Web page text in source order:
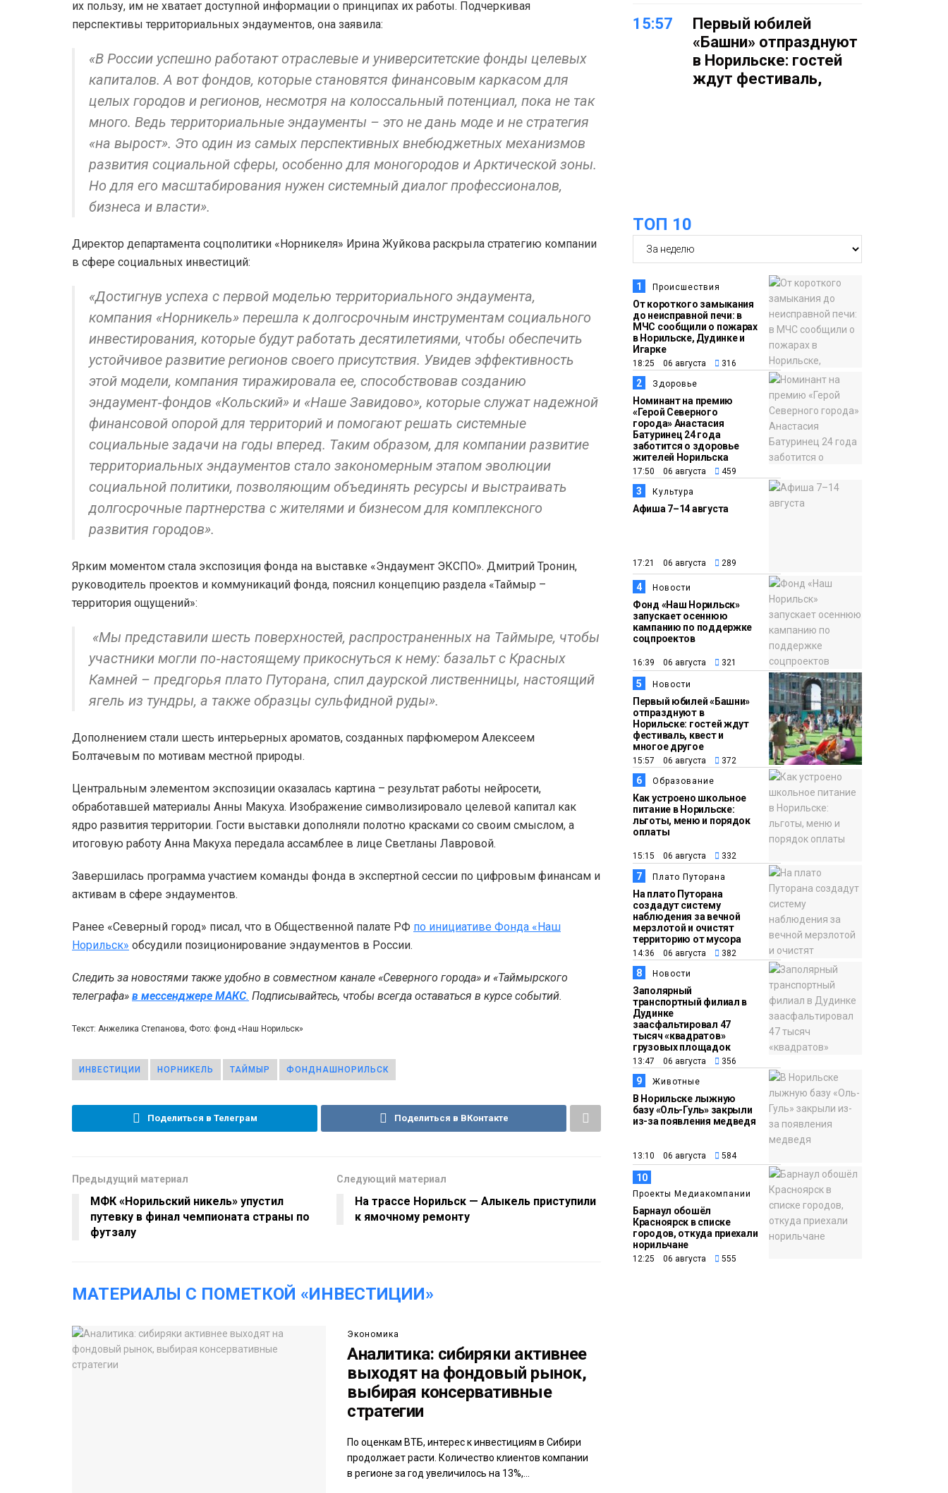
их пользу, им не хватает доступной информации о принципах их работы. Подчеркивая
перспективы территориальных эндаументов, она заявила:
«В России успешно работают отраслевые и университетские фонды целевых
капиталов. А вот фондов, которые становятся финансовым каркасом для
целых городов и регионов, несмотря на колоссальный потенциал, пока не так
много. Ведь территориальные эндаументы – это не дань моде и не стратегия
«на вырост». Это один из самых перспективных внебюджетных механизмов
развития социальной сферы, особенно для моногородов и Арктической зоны.
Но для его масштабирования нужен системный диалог профессионалов,
бизнеса и власти».
Директор департамента соцполитики «Норникеля» Ирина Жуйкова раскрыла стратегию компании
в сфере социальных инвестиций:
«Достигнув успеха с первой моделью территориального эндаумента,
компания «Норникель» перешла к долгосрочным инструментам социального
инвестирования, которые будут работать десятилетиями, чтобы обеспечить
устойчивое развитие регионов своего присутствия. Увидев эффективность
этой модели, компания тиражировала ее, способствовав созданию
эндаумент‑фондов «Кольский» и «Наше Завидово», которые служат надежной
финансовой опорой для территорий и помогают решать системные
социальные задачи на годы вперед. Таким образом, для компании развитие
территориальных эндаументов стало закономерным этапом эволюции
социальной политики, позволяющим объединять ресурсы и выстраивать
долгосрочные партнерства с жителями и бизнесом для комплексного
развития городов».
Ярким моментом стала экспозиция фонда на выставке «Эндаумент ЭКСПО». Дмитрий Тронин,
руководитель проектов и коммуникаций фонда, пояснил концепцию раздела «Таймыр –
территория ощущений»:
«Мы представили шесть поверхностей, распространенных на Таймыре, чтобы
участники могли по‑настоящему прикоснуться к нему: базальт с Красных
Камней – предгорья плато Путорана, спил даурской лиственницы, настоящий
ягель из тундры, а также образцы сульфидной руды».
Дополнением стали шесть интерьерных ароматов, созданных парфюмером Алексеем
Болтачевым по мотивам местной природы.
Центральным элементом экспозиции оказалась картина – результат работы нейросети,
обработавшей материалы Анны Макуха. Изображение символизировало целевой капитал как
ядро развития территории. Гости выставки дополняли полотно красками со своим смыслом, а
итоговую работу Анна Макуха передала ассамблее в лице Светланы Лавровой.
Завершилась программа участием команды фонда в экспертной сессии по цифровым финансам и
активам в сфере эндаументов.
Ранее «Северный город» писал, что в Общественной палате РФ по инициативе Фонда «Наш
Норильск» обсудили позиционирование эндаументов в России.
Следить за новостями также удобно в совместном канале «Северного города» и «Таймырского
телеграфа» в мессенджере MAКС. Подписывайтесь, чтобы всегда оставаться в курсе событий.
Текст: Анжелика Степанова, Фото: фонд «Наш Норильск»
ИНВЕСТИЦИИ НОРНИКЕЛЬ ТАЙМЫР ФОНДНАШНОРИЛЬСК
Поделиться в Телеграм Поделиться в ВКонтакте
Предыдущий материал
МФК «Норильский никель» упустил
путевку в финал чемпионата страны по
футзалу
Следующий материал
На трассе Норильск — Алыкель приступили
к ямочному ремонту
МАТЕРИАЛЫ С ПОМЕТКОЙ «ИНВЕСТИЦИИ»
Экономика
Аналитика: сибиряки активнее
выходят на фондовый рынок,
выбирая консервативные
стратегии
По оценкам ВТБ, интерес к инвестициям в Сибири
продолжает расти. Количество клиентов компании
в регионе за год увеличилось на 13%,...
15:57
Первый юбилей
«Башни» отпразднуют
в Норильске: гостей
ждут фестиваль,
14:36
Плато
Путорана
На плато Путорана
создадут систему
наблюдения за вечной
мерзлотой и очистят
территорию от мусора
13:47
Новости
Заполярный
транспортный филиал
в Дудинке
заасфальтировал 47
тысяч «квадратов»
грузовых площадок
13:10
В Норильске лыжную
базу «Оль-Гуль»
12:25
Медиакомпании
Барнаул обошёл
Красноярск в
списке городов,
откуда приехали
норильчане
ТОП 10
1 Происшествия
От короткого замыкания
до неисправной печи: в
МЧС сообщили о пожарах
в Норильске, Дудинке и
Игарке
18:25 06 августа 316
2 Здоровье
Номинант на премию
«Герой Северного
города» Анастасия
Батуринец 24 года
заботится о здоровье
жителей Норильска
17:50 06 августа 459
3 Культура
Афиша 7–14 августа
17:21 06 августа 289
4 Новости
Фонд «Наш Норильск»
запускает осеннюю
кампанию по поддержке
соцпроектов
16:39 06 августа 321
5 Новости
Первый юбилей «Башни»
отпразднуют в
Норильске: гостей ждут
фестиваль, квест и
многое другое
15:57 06 августа 372
6 Образование
Как устроено школьное
питание в Норильске:
льготы, меню и порядок
оплаты
15:15 06 августа 332
7 Плато Путорана
На плато Путорана
создадут систему
наблюдения за вечной
мерзлотой и очистят
территорию от мусора
14:36 06 августа 382
8 Новости
Заполярный
транспортный филиал в
Дудинке
заасфальтировал 47
тысяч «квадратов»
грузовых площадок
13:47 06 августа 356
9 Животные
В Норильске лыжную
базу «Оль-Гуль» закрыли
из-за появления медведя
13:10 06 августа 584
10
Проекты Медиакомпании
Барнаул обошёл
Красноярск в списке
городов, откуда приехали
норильчане
12:25 06 августа 555